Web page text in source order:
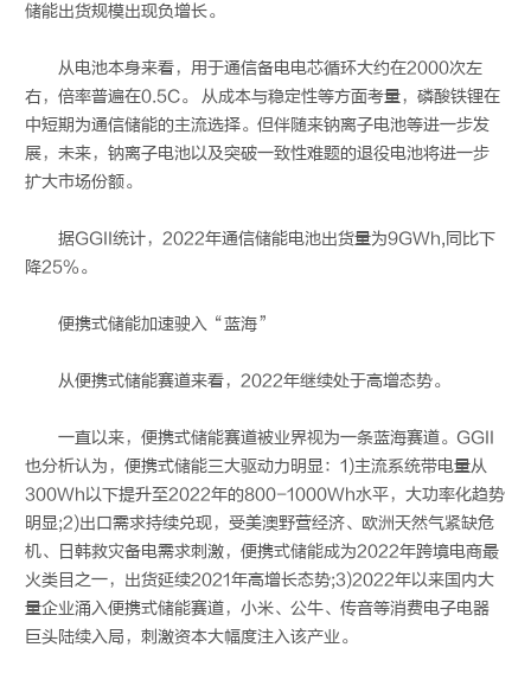
储能出货规模出现负增长。
从电池本身来看，用于通信备电电芯循环大约在2000次左
右，倍率普遍在0.5C。 从成本与稳定性等方面考量，磷酸铁锂在
中短期为通信储能的主流选择。但伴随来钠离子电池等进一步发
展，未来，钠离子电池以及突破一致性难题的退役电池将进一步
扩大市场份额。
据GGII统计，2022年通信储能电池出货量为9GWh,同比下
降25%。
便携式储能加速驶入“蓝海”
从便携式储能赛道来看，2022年继续处于高增态势。
一直以来，便携式储能赛道被业界视为一条蓝海赛道。GGII
也分析认为，便携式储能三大驱动力明显：1)主流系统带电量从
300Wh以下提升至2022年的800-1000Wh水平，大功率化趋势
明显;2)出口需求持续兑现，受美澳野营经济、欧洲天然气紧缺危
机、日韩救灾备电需求刺激，便携式储能成为2022年跨境电商最
火类目之一，出货延续2021年高增长态势;3)2022年以来国内大
量企业涌入便携式储能赛道，小米、公牛、传音等消费电子电器
巨头陆续入局，刺激资本大幅度注入该产业。